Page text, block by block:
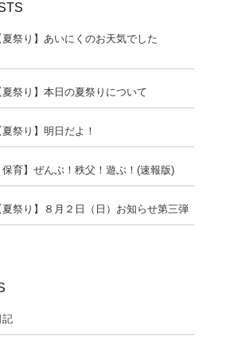
祭り】あいにくのお天気でした
祭り】本日の夏祭りについて
祭り】明日だよ！
育】ぜんぶ！秩父！遊ぶ！(速報版)
祭り】８月２日（日）お知らせ第三弾
記